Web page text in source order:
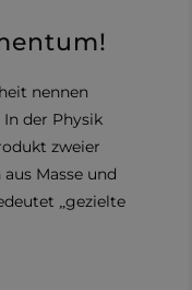
nennen
In der Physik
zweier
Masse und
„gezielte